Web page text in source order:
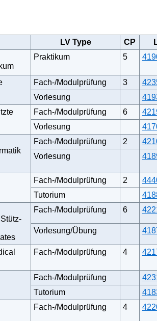
LV Type CP
Praktikum 5
Fach-/Modulprüfung 3
Vorlesung
Fach-/Modulprüfung 6
Vorlesung
Fach-/Modulprüfung 2
Vorlesung
Fach-/Modulprüfung 2
Tutorium
Fach-/Modulprüfung 6
Vorlesung/Übung
Fach-/Modulprüfung 4
Fach-/Modulprüfung
Tutorium
Fach-/Modulprüfung 4